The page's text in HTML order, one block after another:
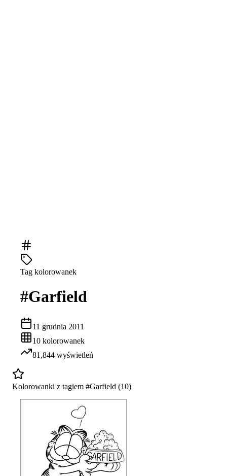
Tag kolorowanek
#Garfield
11 grudnia 2011
10 kolorowanek
81,844 wyświetleń
Kolorowanki z tagiem #Garfield (10)